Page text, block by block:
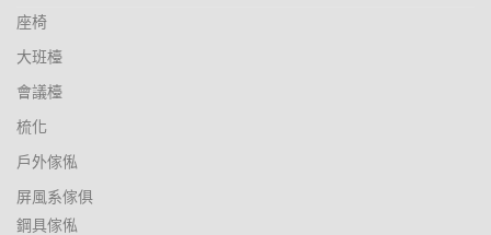
座椅
大班檯
會議檯
梳化
戶外傢俬
屏風系傢俱
鋼具傢俬